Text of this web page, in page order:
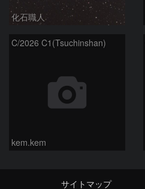
化石職人
C/2026 C1(Tsuchinshan)
kem.kem
サイトマップ